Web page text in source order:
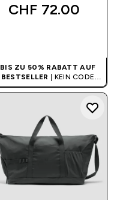
CHF 72.00‎
BIS ZU 50% RABATT AUF
BESTSELLER | KEIN CODE
BENÖTIGT